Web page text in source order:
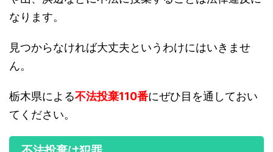
なります。
見つからなければ大丈夫というわけにはいきませ
ん。
栃木県による不法投棄110番にぜひ目を通しておい
てください。